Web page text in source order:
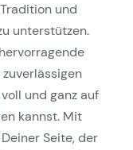
und
unterstützen.
und ganz auf
kannst. Mit
Seite, der